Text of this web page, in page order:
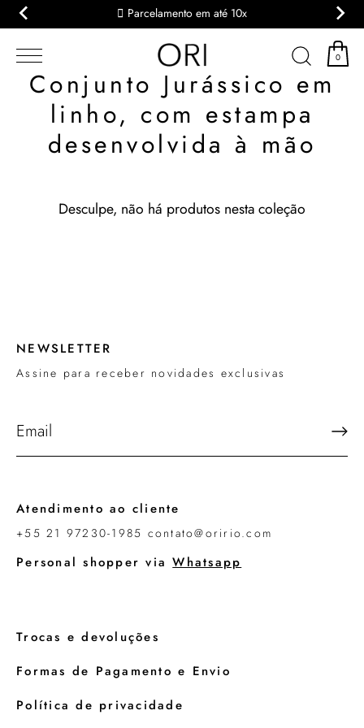
Parcelamento em até 10x
para
conteúdo
0
Conjunto Jurássico em
linho, com estampa
desenvolvida à mão
Desculpe, não há produtos nesta coleção
NEWSLETTER
Assine para receber novidades exclusivas
Atendimento ao cliente
+55 21 97230-1985 contato@oririo.com
Personal shopper viaWhatsapp
Trocas e devoluções
Formas de Pagamento e Envio
Política de privacidade